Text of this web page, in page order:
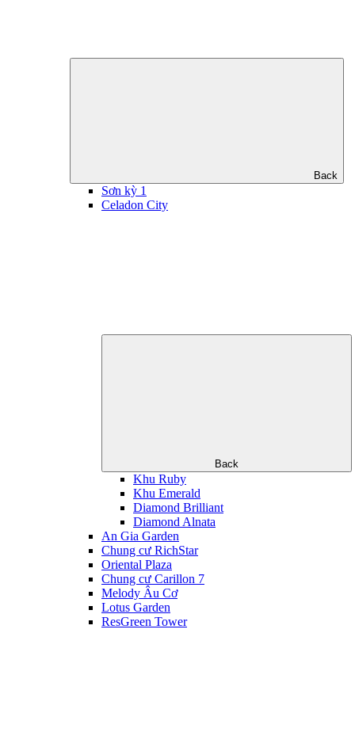
Back
Sơn kỳ 1
Celadon City
Back
Khu Ruby
Khu Emerald
Diamond Brilliant
Diamond Alnata
An Gia Garden
Chung cư RichStar
Oriental Plaza
Chung cư Carillon 7
Melody Âu Cơ
Lotus Garden
ResGreen Tower